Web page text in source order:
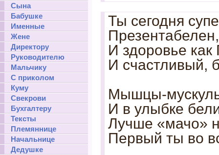
Сына
Бабушке
Именные
Жене
Директору
Руководителю
Мальчику
С приколом
Куму
Свекрови
Бухгалтеру
Тексты
Племяннице
Начальнице
Дедушке
Ты сегодня
И здоровье как
И счастливый,
Мышцы-
И в улыбке
Лучше «мачо»
Первый ты во